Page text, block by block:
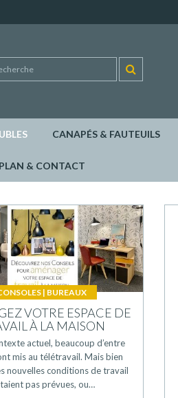
CANAPÉS & FAUTEUILS
PLAN & CONTACT
| BUREAUX
VOTRE ESPACE DE
À LA MAISON
actuel, beaucoup d’entre
mis au télétravail. Mais bien
nouvelles conditions de travail
pas prévues, ou…